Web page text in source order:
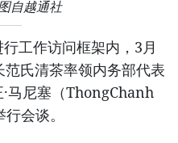
自越通社
工作访问框架内，3月
氏清茶率领内务部代表
马尼塞（ThongChanh
会谈。